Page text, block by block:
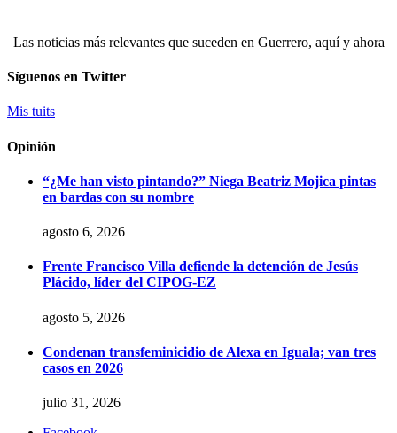
Las noticias más relevantes que suceden en Guerrero, aquí y ahora
Síguenos en Twitter
Mis tuits
Opinión
“¿Me han visto pintando?” Niega Beatriz Mojica pintas
en bardas con su nombre
agosto 6, 2026
Frente Francisco Villa defiende la detención de Jesús
Plácido, líder del CIPOG-EZ
agosto 5, 2026
Condenan transfeminicidio de Alexa en Iguala; van tres
casos en 2026
julio 31, 2026